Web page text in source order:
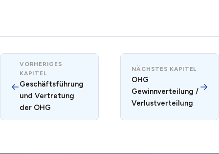
←
VORHERIGES
KAPITEL
Geschäftsführung
und Vertretung
der OHG
NÄCHSTES KAPITEL
OHG
Gewinnverteilung /
Verlustverteilung
→